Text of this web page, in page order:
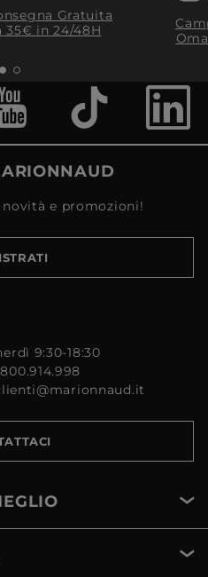
Gratuita
35€​ in 24/48H
e promozioni!
9:30-18:30